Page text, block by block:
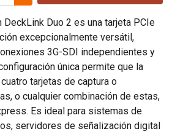
DeckLink Duo 2 es una tarjeta PCIe
excepcionalmente versátil,
3G-SDI independientes y
única permite que la
tarjetas de captura o
o cualquier combinación de estas,
Es ideal para sistemas de
servidores de señalización digital